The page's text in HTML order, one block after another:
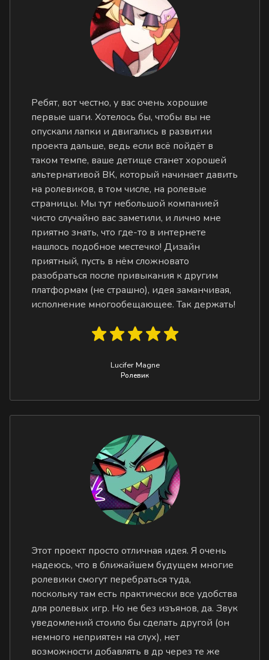
Ребят, вот честно, у вас очень хорошие
первые шаги. Хотелось бы, чтобы вы не
опускали лапки и двигались в развитии
проекта дальше, ведь если всё пойдёт в
таком темпе, ваше детище станет хорошей
альтернативой ВК, который начинает давить
на ролевиков, в том числе, на ролевые
страницы. Мы тут небольшой компанией
чисто случайно вас заметили, и лично мне
приятно знать, что где-то в интернете
нашлось подобное местечко! Дизайн
приятный, пусть в нём сложновато
разобраться после привыкания к другим
платформам (не страшно), идея заманчивая,
исполнение многообещающее. Так держать!
Lucifer Magne
Ролевик
Этот проект просто отличная идея. Я очень
надеюсь, что в ближайшем будущем многие
ролевики смогут перебраться туда,
поскольку там есть практически все удобства
для ролевых игр. Но не без изъянов, да. Звук
уведомлений стоило бы сделать другой (он
немного неприятен на слух), нет
возможности добавлять в др через те же